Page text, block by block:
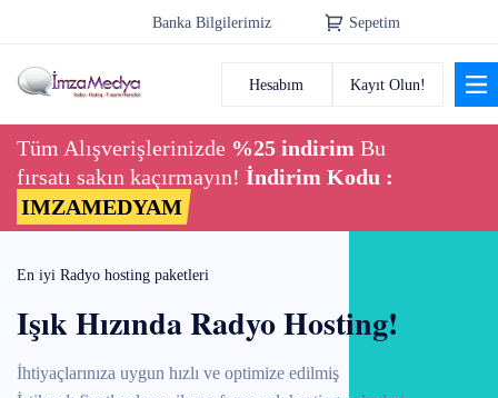
Banka Bilgilerimiz Sepetim
Radyo Hosting
Radyo Reseller
Hosting
Radyo Tasarım
Hesabım Kayıt Olun!
Tüm Alışverişlerinizde %25 indirim Bu
fırsatı sakın kaçırmayın! İndirim Kodu :
IMZAMEDYAM
En iyi Radyo hosting paketleri
Işık Hızında Radyo Hosting!
İhtiyaçlarınıza uygun hızlı ve optimize edilmiş